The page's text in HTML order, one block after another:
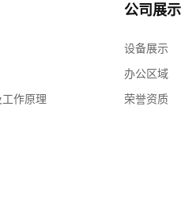
作原理
公司展示
设备展示
办公区域
荣誉资质